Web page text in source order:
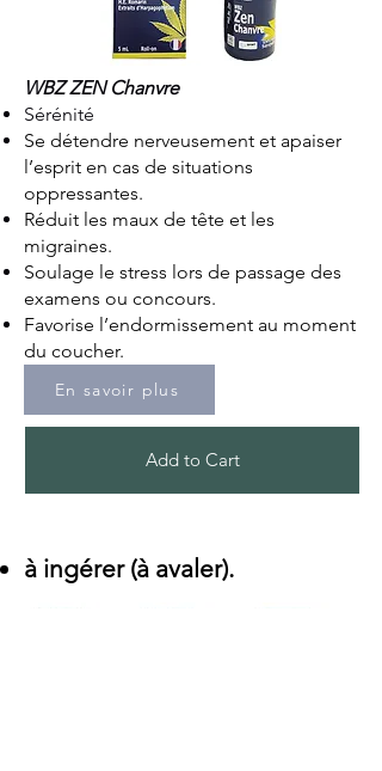
WBZ ZEN Chanvre
Sérénité
Se détendre nerveusement et apaiser
l’esprit en cas de situations
oppressantes.
Réduit les maux de tête et les
migraines.
Soulage le stress lors de passage des
examens ou concours.
Favorise l’endormissement au moment
du coucher.
En savoir plus
Add to Cart
à ingérer (à avaler).